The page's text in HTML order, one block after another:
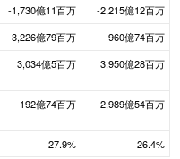
-1,730億11百万 -2,215億12百万
-3,226億79百万 -960億74百万
3,034億5百万 3,950億28百万
-192億74百万 2,989億54百万
27.9% 26.4%